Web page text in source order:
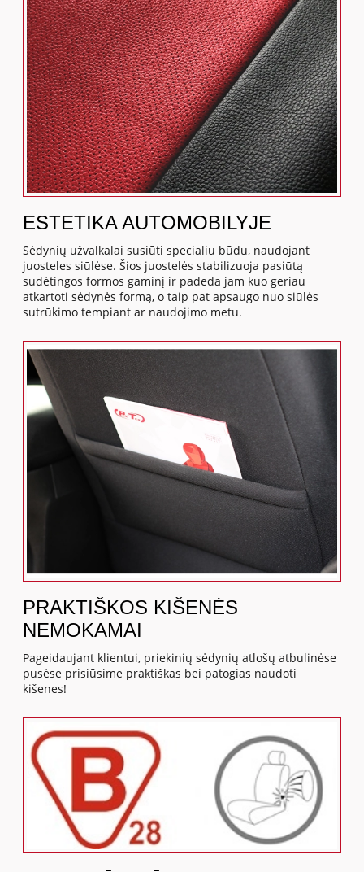
ESTETIKA AUTOMOBILYJE
Sėdynių užvalkalai susiūti specialiu būdu, naudojant
juosteles siūlėse. Šios juostelės stabilizuoja pasiūtą
sudėtingos formos gaminį ir padeda jam kuo geriau
atkartoti sėdynės formą, o taip pat apsaugo nuo siūlės
sutrūkimo tempiant ar naudojimo metu.
PRAKTIŠKOS KIŠENĖS
NEMOKAMAI
Pageidaujant klientui, priekinių sėdynių atlošų atbulinėse
pusėse prisiūsime praktiškas bei patogias naudoti
kišenes!